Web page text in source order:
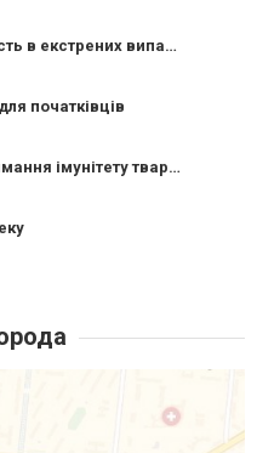
Онлайн-консультації та їх важливість в екстрених випадках
початківців
Осінь — час вітамінізації та підтримання імунітету тварин